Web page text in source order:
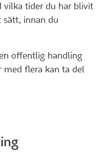
vilka tider du har blivit
sätt, innan du
offentlig handling
med flera kan ta del